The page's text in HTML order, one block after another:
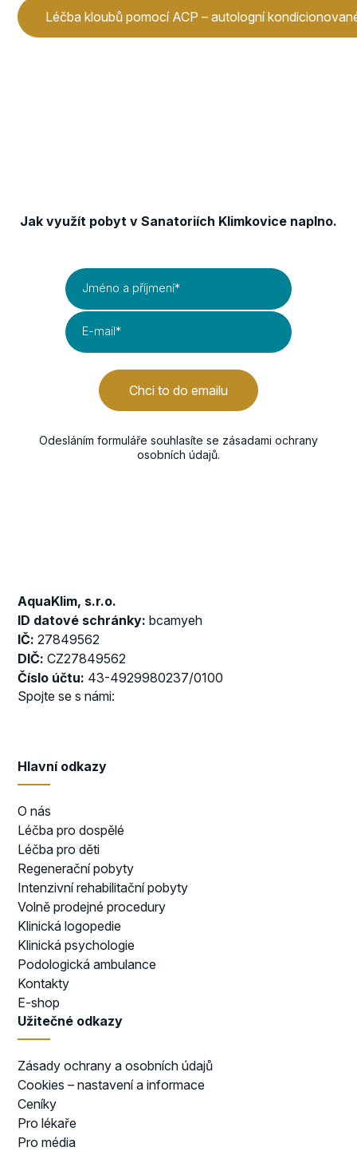
Léčba kloubů pomocí ACP – autologní
Jak využít pobyt v Sanatoriích Klimkovice naplno.
Jméno a příjmení*
E-mail*
Chci to do emailu
Odesláním formuláře souhlasíte se zásadami ochrany
osobních údajů.
AquaKlim, s.r.o.
ID datové schránky: bcamyeh
IČ: 27849562
DIČ: CZ27849562
Číslo účtu: 43-4929980237/0100
Spojte se s námi:
Hlavní odkazy
O nás
Léčba pro dospělé
Léčba pro děti
Regenerační pobyty
Intenzivní rehabilitační pobyty
Volně prodejné procedury
Klinická logopedie
Klinická psychologie
Podologická ambulance
Kontakty
E-shop
Užitečné odkazy
Zásady ochrany a osobních údajů
Cookies – nastavení a informace
Ceníky
Pro lékaře
Pro média